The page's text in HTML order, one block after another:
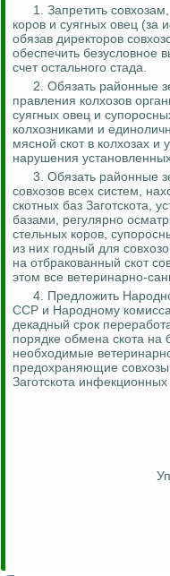
1. Запретить
коров и суягных овец (за
обязав директоров
обеспечить безусловное
счет остального стада.
2. Обязать районные
правления колхозов
суягных овец и
колхозниками и
мясной скот в колхозах и
нарушения
3. Обязать районные
совхозов всех систем,
скотных баз Заготскота,
базами, регулярно
стельных коров,
из них годный для
на отбракованный скот
этом все ветеринарно-
4. Предложить
ССР и Народному
декадный срок
порядке обмена скота на
необходимые
предохраняющие совхозы
Заготскота инфекционных